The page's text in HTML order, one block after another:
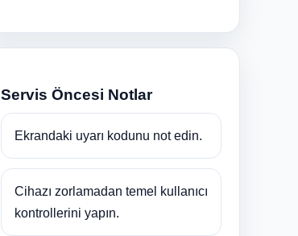
Servis Öncesi Notlar
Ekrandaki uyarı kodunu not edin.
Cihazı zorlamadan temel kullanıcı
kontrollerini yapın.